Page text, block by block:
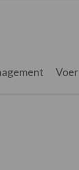
Voer